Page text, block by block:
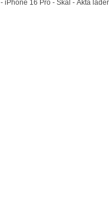
- iPhone 16 Pro - Skal - Äkta